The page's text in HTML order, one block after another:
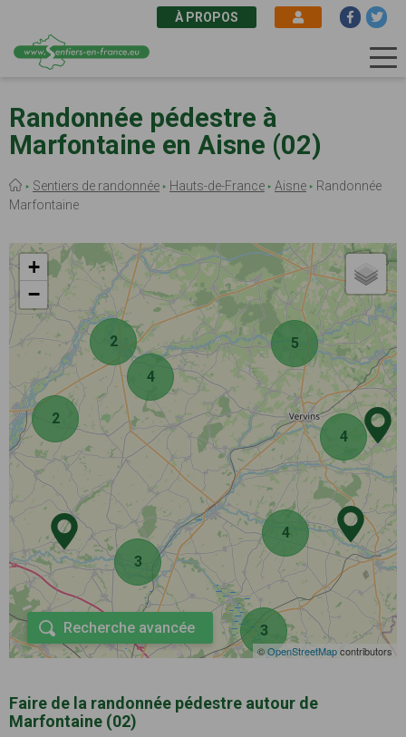
au
contenu
principal
À PROPOS
Randonnée pédestre à
Marfontaine en Aisne (02)
Fil
d'Ariane
Sentiers de randonnée Hauts-de-France Aisne
Randonnée
Marfontaine
2
2
4
5
3
3
4
4
+
−
©OpenStreetMapcontributors
Recherche avancée
Faire de la randonnée pédestre autour de
Marfontaine (02)